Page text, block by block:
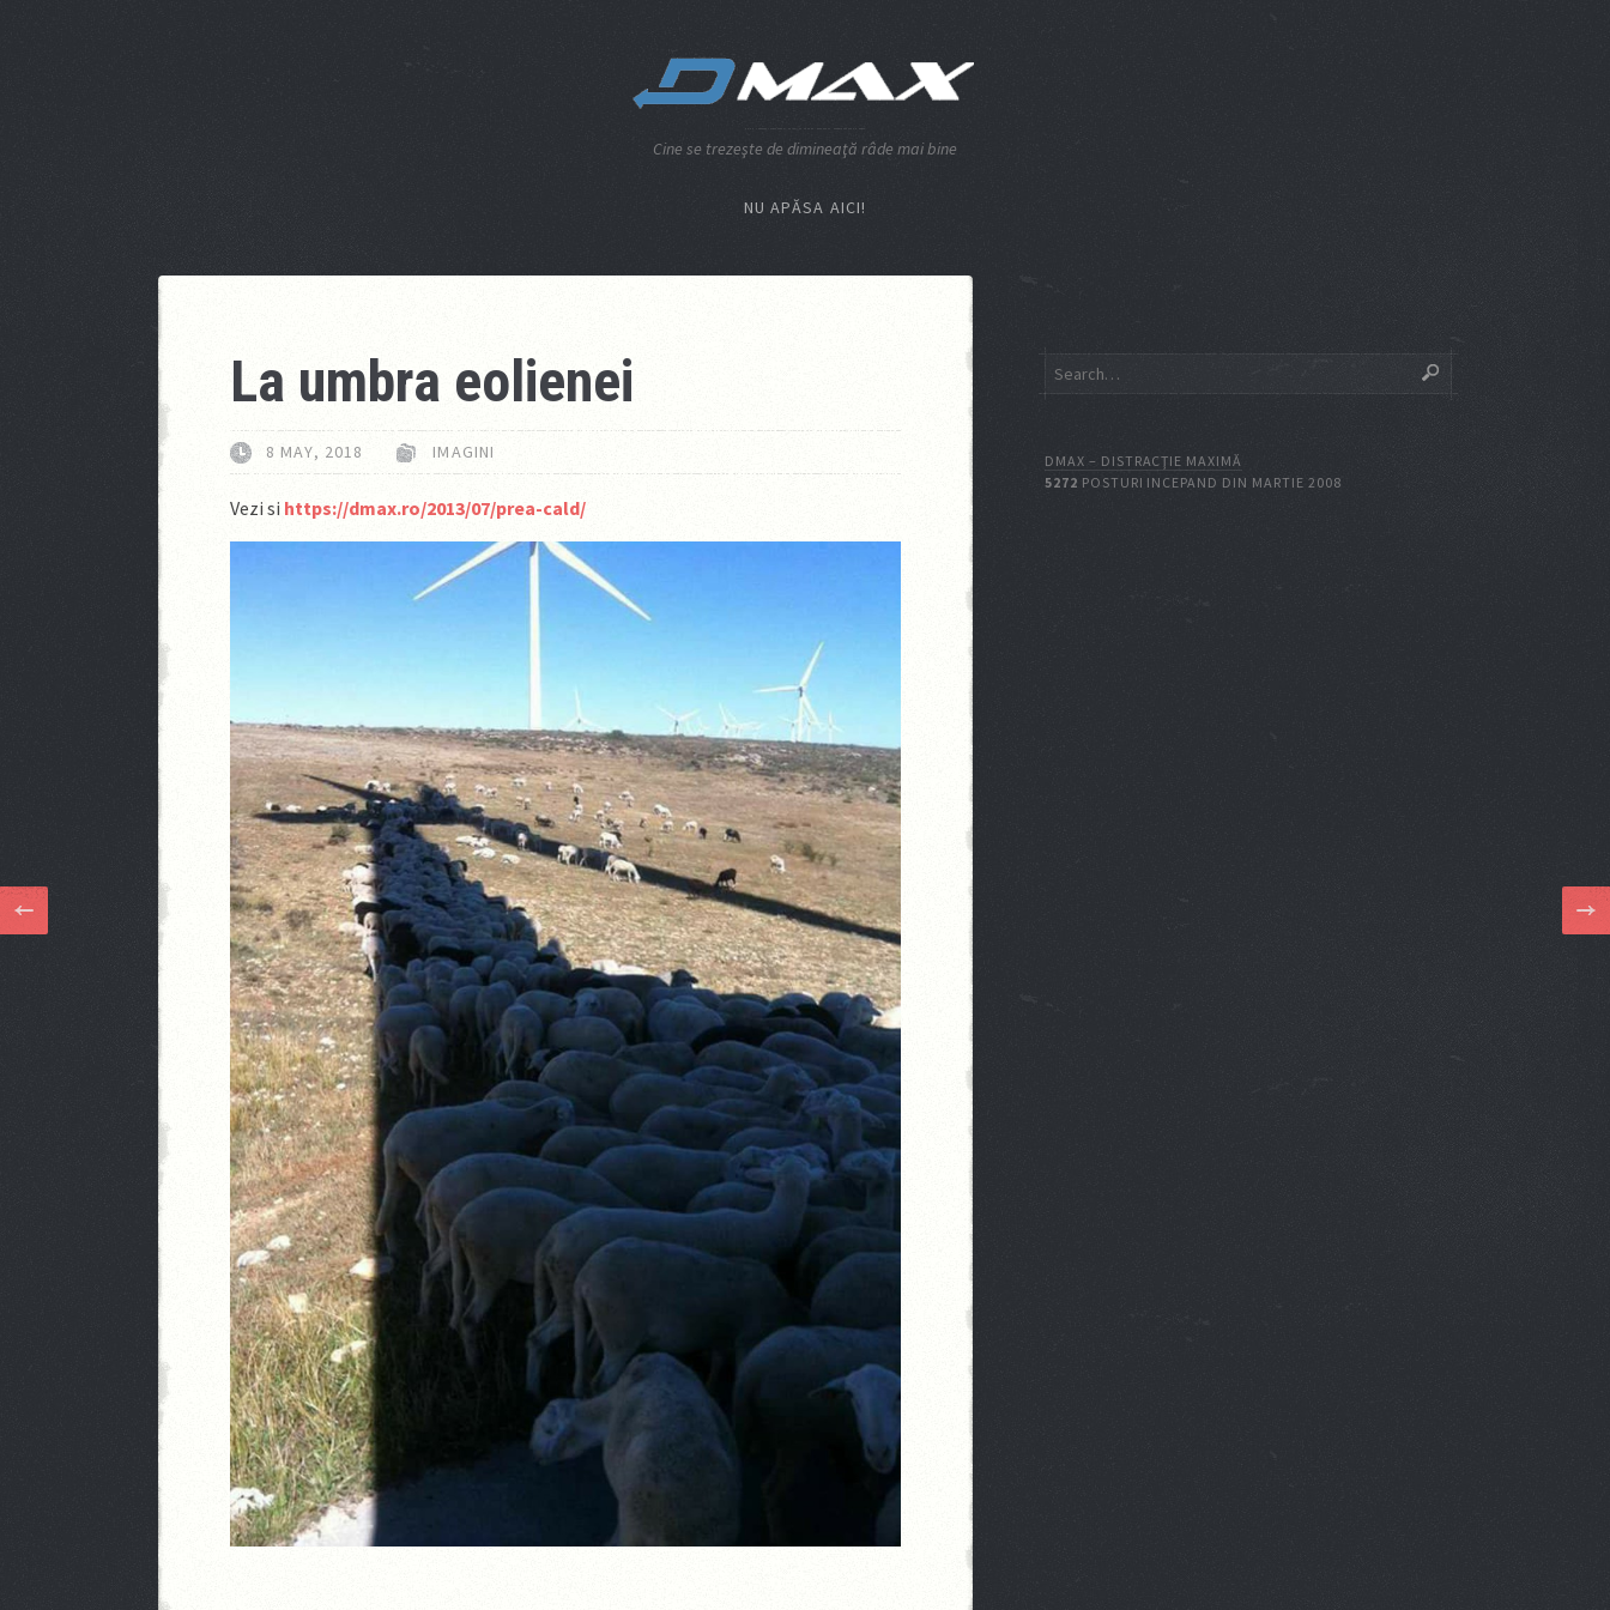
Cine se trezeşte de dimineaţă râde mai bine
NU APĂSA AICI!
La umbra eolienei
8 MAY, 2018 IMAGINI
Vezi si https://dmax.ro/2013/07/prea-cald/
DMAX – DISTRACŢIE MAXIMĂ
5272 POSTURI INCEPAND DIN MARTIE 2008